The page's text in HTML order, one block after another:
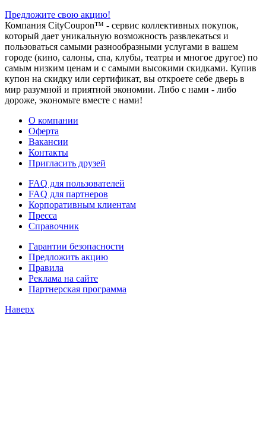
Предложите свою акцию!
Компания CityCoupon™ - сервис коллективных покупок,
который дает уникальную возможность развлекаться и
пользоваться самыми разнообразными услугами в вашем
городе (кино, салоны, спа, клубы, театры и многое другое) по
самым низким ценам и с самыми высокими скидками. Купив
купон на скидку или сертификат, вы откроете себе дверь в
мир разумной и приятной экономии. Либо с нами - либо
дороже, экономьте вместе с нами!
О компании
Оферта
Вакансии
Контакты
Пригласить друзей
FAQ для пользователей
FAQ для партнеров
Корпоративным клиентам
Пресса
Справочник
Гарантии безопасности
Предложить акцию
Правила
Реклама на сайте
Партнерская программа
Наверх